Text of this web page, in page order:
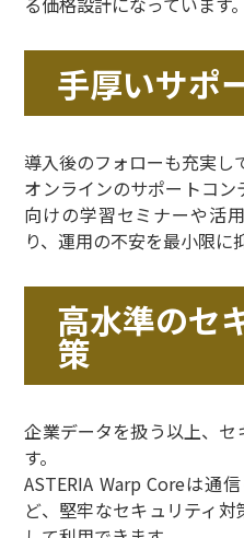
手厚いサポ
導入後のフォローも充実し
オンラインのサポートコ
向けの学習セミナーや活
り、運用の不安を最小限に
高水準のセ
策
企業データを扱う以上、
す。
ASTERIA Warp Coreは通
ど、堅牢なセキュリティ